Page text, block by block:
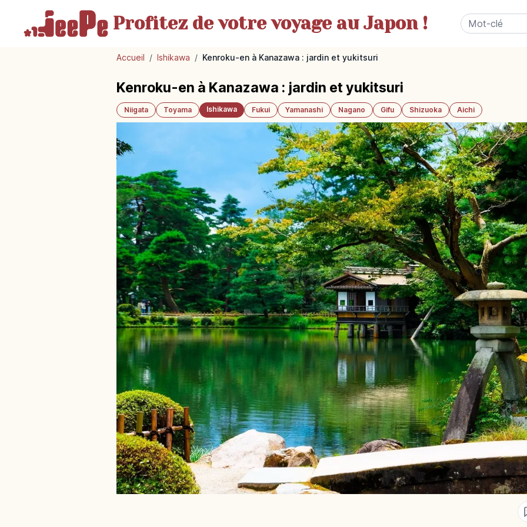
Profitez de votrevoyage au Japon !
Accueil / Ishikawa / Kenroku-en à Kanazawa : jardin et yukitsuri
Kenroku-en à Kanazawa : jardin et yukitsuri
Niigata Toyama Ishikawa Fukui Yamanashi Nagano Gifu Shizuoka Aichi